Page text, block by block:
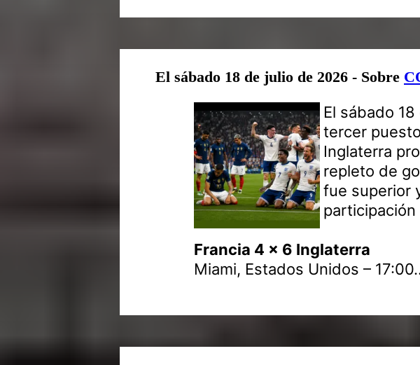
El sábado 18 de julio de 2026 - Sobre
El sábado
tercer
Inglaterra
repleto de
fue superior
Francia 4 x 6 Inglaterra
Miami, Estados Unidos –